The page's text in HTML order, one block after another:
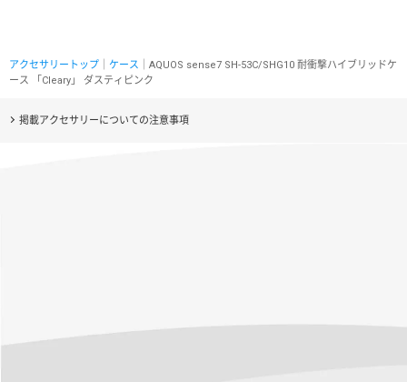
アクセサリートップ ケース ｜AQUOS sense7 SH-53C/SHG10 耐衝撃ハイブリッドケ
ース 「Cleary」 ダスティピンク
掲載アクセサリーについての注意事項